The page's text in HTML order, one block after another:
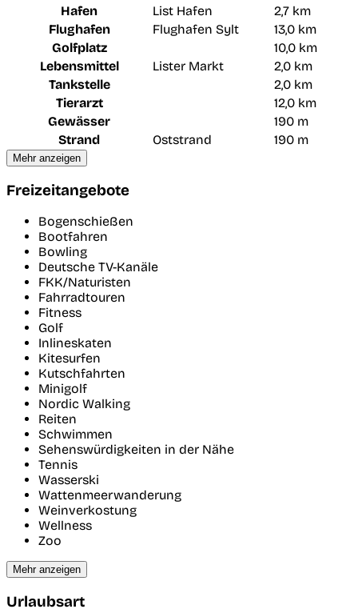
Hafen
List Hafen
2,7 km
Flughafen
Flughafen Sylt
13,0 km
Golfplatz
10,0 km
Lebensmittel
Lister Markt
2,0 km
Tankstelle
2,0 km
Tierarzt
12,0 km
Gewässer
190 m
Strand
Oststrand 190 m
Mehr anzeigen
Freizeitangebote
Bogenschießen
Bootfahren
Bowling
Deutsche TV-Kanäle
FKK/Naturisten
Fahrradtouren
Fitness
Golf
Inlineskaten
Kitesurfen
Kutschfahrten
Minigolf
Nordic Walking
Reiten
Schwimmen
Sehenswürdigkeiten in der Nähe
Tennis
Wasserski
Wattenmeerwanderung
Weinverkostung
Wellness
Zoo
Mehr anzeigen
Urlaubsart